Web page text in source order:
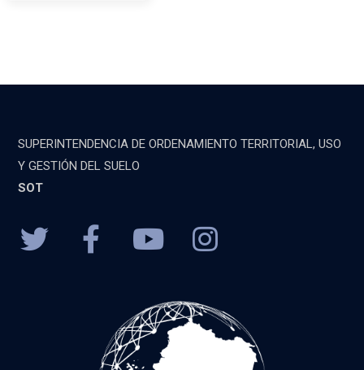
SUPERINTENDENCIA DE ORDENAMIENTO TERRITORIAL, USO
Y GESTIÓN DEL SUELO
SOT